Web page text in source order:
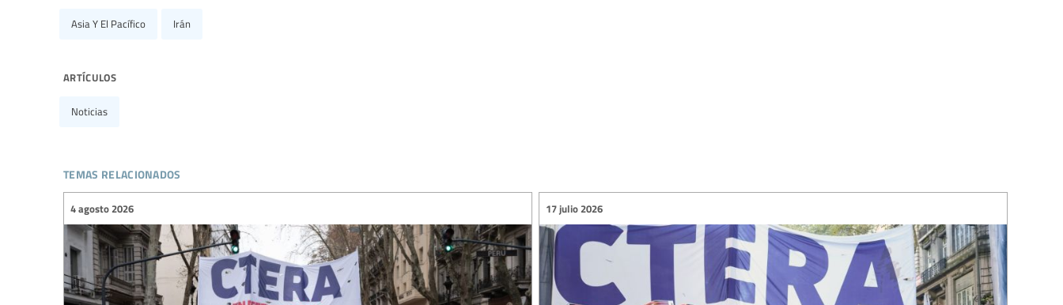
Asia Y El Pacífico Irán
artículos
Noticias
temas relacionados
4 agosto 2026 17 julio 2026